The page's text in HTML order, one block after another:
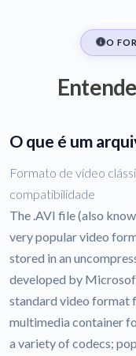
O
O que é um
Formato de vídeo
compatibilidade
The .AVI file (also
very popular video
stored in an
developed by
standard video format
multimedia container
a variety of codecs;